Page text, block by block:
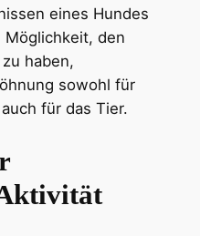
eines Hundes
den
haben,
sowohl für
für das Tier.